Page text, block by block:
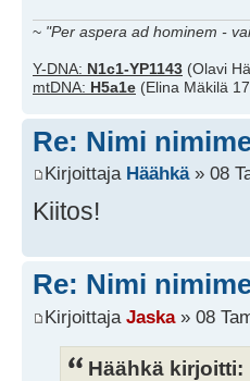
~ "Per aspera ad hominem -
Y-DNA: N1c1-YP1143 (Olavi
mtDNA: H5a1e (Elina Mäkilä
Re: Nimi
Kirjoittaja Häähkä» 08
Kiitos!
Re: Nimi
Kirjoittaja Jaska» 08
Häähkä kirjoitti: